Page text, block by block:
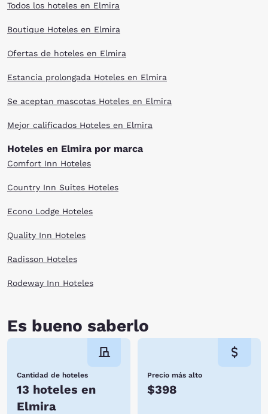
Todos los hoteles en Elmira
Boutique Hoteles en Elmira
Ofertas de hoteles en Elmira
Estancia prolongada Hoteles en Elmira
Se aceptan mascotas Hoteles en Elmira
Mejor calificados Hoteles en Elmira
Hoteles en Elmira por marca
Comfort Inn Hoteles
Country Inn Suites Hoteles
Econo Lodge Hoteles
Quality Inn Hoteles
Radisson Hoteles
Rodeway Inn Hoteles
Es bueno saberlo
Cantidad de hoteles
13 hoteles en
Elmira
Precio más alto
$398